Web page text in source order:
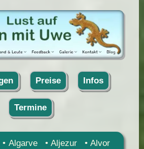
Preise Infos
Termine
Algarve Aljezur
Alvor